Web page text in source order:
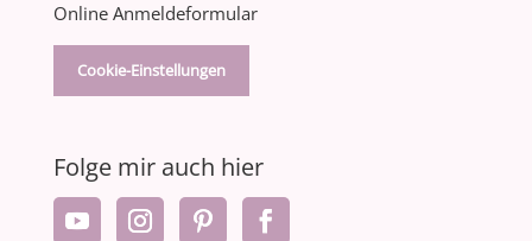
Online Anmeldeformular
Cookie-Einstellungen
Folge mir auch hier